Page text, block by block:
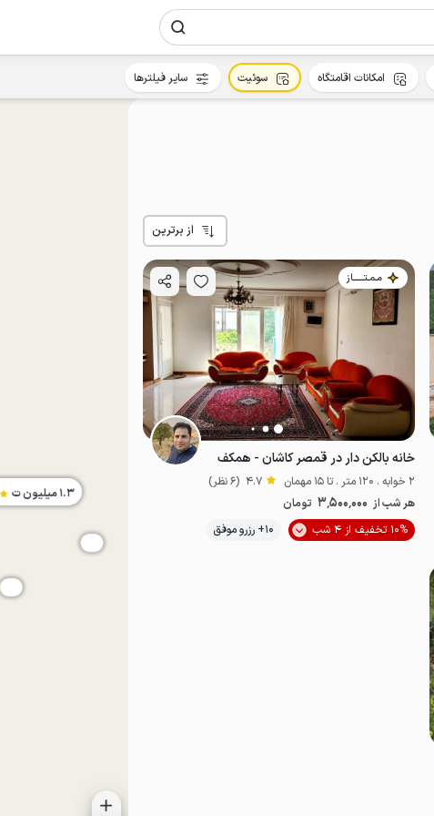
1.3میلیون ت
از برترین
موقعیت در نقشه
اقتصادی موقعیت در نقشه
مـمـتــــــاز
خانه بالکن دار در قمصر کاشان - همکف
2 خوابه . 120 متر . تا 15 مهمان 4.7 (6 نظر)
هر شب از 3٬500٬000 تومان
10% تخفیف از 4 شب
10+ رزرو موفق موقعیت در نقشه
امکانات اقامتگاه سوئیت سایر فیلترها